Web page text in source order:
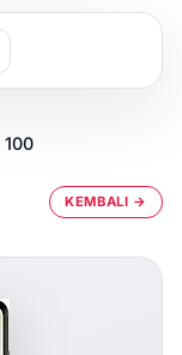
KEMBALI →